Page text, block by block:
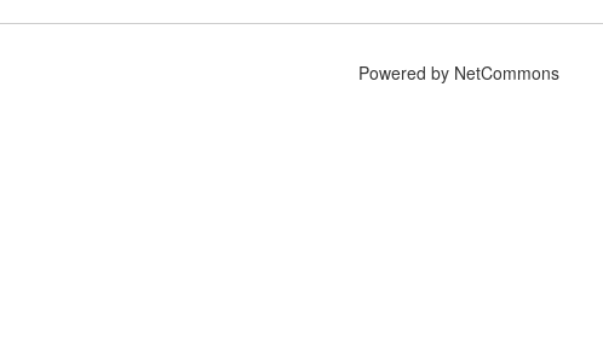
Powered by NetCommons